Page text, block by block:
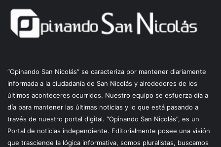
“Opinando San Nicolás” se caracteriza por mantener diariamente
informada a la ciudadanía de San Nicolás y alrededores de los
últimos aconteceres ocurridos. Nuestro equipo se esfuerza día a
día para mantener las últimas noticias y lo que está pasando a
través de nuestro portal digital. “Opinando San Nicolás”, es un
Portal de noticias independiente. Editorialmente posee una visión
que trasciende la lógica informativa, somos pluralistas, buscamos